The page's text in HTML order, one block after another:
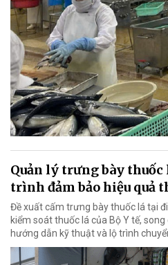
Quản lý trưng bày thuốc
trình đảm bảo hiệu quả
Đề xuất cấm trưng bày thuốc lá tại
kiểm soát thuốc lá của Bộ Y tế,
hướng dẫn kỹ thuật và lộ trình